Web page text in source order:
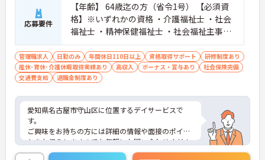
応募要件
【年齢】 64歳迄の方（省令1号） 【必須資
格】※いずれかの資格 ・介護福祉士 ・社会
福祉士 ・精神保健福祉士 ・社会福祉主事
【必須経験】 ・介護実務経験 ・介護サービ
スマネジメントに関する実務経験 ・運営マ
ネジメントに関する実務経験 ・チームマネ
ジメントに関する実務経験 【歓迎資格】 普
通自動車運転免許（AT可）
管理職求人 日勤のみ 年間休日110日以上 資格取得サポート
研修制度あり
産休･育休･介護休暇取得実績あり
高収入 ボーナス・賞与あり
社会保険完備
交通費支給
退職金制度あり
愛知県名古屋市守山区に位置するデイサービスで
す。
ご興味をお持ちの方には詳細の情報や面接のポイン
トをお伝えしますのでお気軽にお問い合わせくださ
いませ。